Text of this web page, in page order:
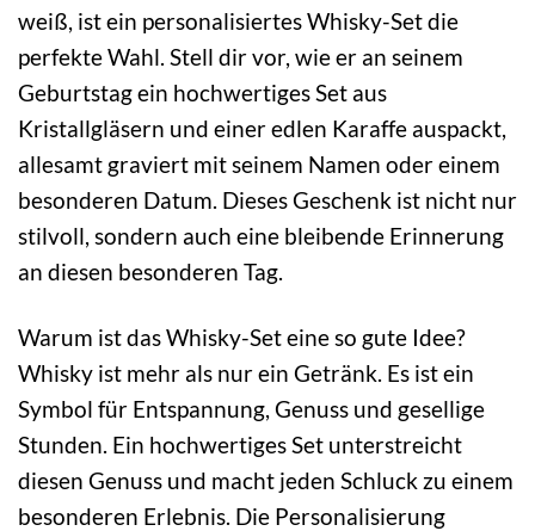
weiß, ist ein personalisiertes Whisky-Set die
perfekte Wahl. Stell dir vor, wie er an seinem
Geburtstag ein hochwertiges Set aus
Kristallgläsern und einer edlen Karaffe auspackt,
allesamt graviert mit seinem Namen oder einem
besonderen Datum. Dieses Geschenk ist nicht nur
stilvoll, sondern auch eine bleibende Erinnerung
an diesen besonderen Tag.
Warum ist das Whisky-Set eine so gute Idee?
Whisky ist mehr als nur ein Getränk. Es ist ein
Symbol für Entspannung, Genuss und gesellige
Stunden. Ein hochwertiges Set unterstreicht
diesen Genuss und macht jeden Schluck zu einem
besonderen Erlebnis. Die Personalisierung